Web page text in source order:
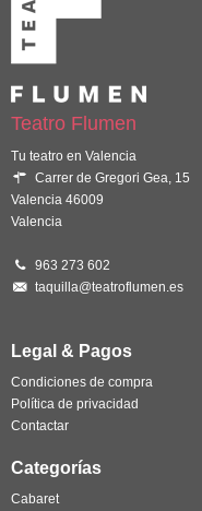
Teatro Flumen
Tu teatro en Valencia
Carrer de Gregori Gea, 15
Valencia 46009
Valencia
963 273 602
taquilla@teatroflumen.es
Legal & Pagos
Condiciones de compra
Política de privacidad
Contactar
Categorías
Cabaret